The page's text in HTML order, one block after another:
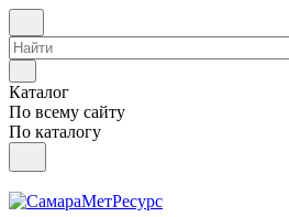
Каталог
По всему сайту
По каталогу